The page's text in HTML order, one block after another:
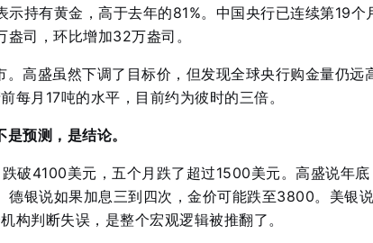
示持有黄金，高于去年的81%。中国央行已连续第19个
司，环比增加32万盎司。
高盛虽然下调了目标价，但发现全球央行购金量仍远
每月17吨的水平，目前约为彼时的三倍。
预测，是结论。
破4100美元，五个月跌了超过1500美元。高盛说年底
银说如果加息三到四次，金价可能跌至3800。美银说
构判断失误，是整个宏观逻辑被推翻了。